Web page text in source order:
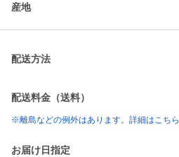
産地
配送方法
配送料金（送料）
※離島などの例外はあります。詳細はこちら
お届け日指定